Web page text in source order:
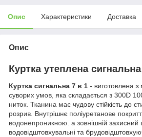
Опис Характеристики Доставка
Опис
Куртка утеплена
Куртка сигнальна 7 в 1 - виготовлена з
суворих умов, яка складається з 300D
ниток. Тканина має чудову стійкість до
розрив. Внутрішнє поліуретанове
водонепроникною. а зовнішній
водовідштовхувальні та